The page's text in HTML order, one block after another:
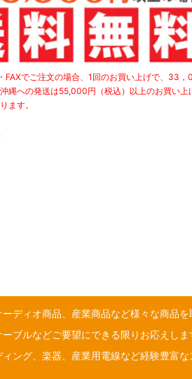
FAXでご注文の場合、1回のお買い上げで、33，
縄への発送は55,000円（税込）以上のお買い上
ます。
ディオ商品、産業商品など様々な商品
ブルなどご要望にできる限りお応えし
ング、楽器、産業用電線など経験豊富